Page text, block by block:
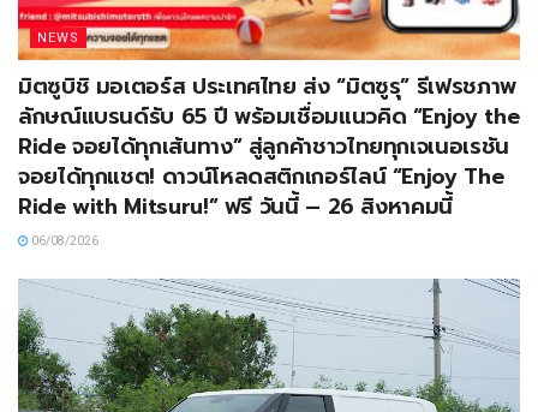
NEWS
มิตซูบิชิ มอเตอร์ส ประเทศไทย ส่ง “มิตซูรุ” รีเฟรชภาพ
ลักษณ์แบรนด์รับ 65 ปี พร้อมเชื่อมแนวคิด “Enjoy the
Ride จอยได้ทุกเส้นทาง” สู่ลูกค้าชาวไทยทุกเจเนอเรชัน
จอยได้ทุกแชต! ดาวน์โหลดสติกเกอร์ไลน์ “Enjoy The
Ride with Mitsuru!” ฟรี วันนี้ – 26 สิงหาคมนี้
06/08/2026